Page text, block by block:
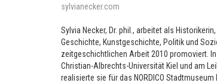
sylvianecker.com
Sylvia Necker, Dr. phil., arbeitet als
Geschichte, Kunstgeschichte, Politik und
zeitgeschichtlichen Arbeit 2010 promoviert.
Christian-Albrechts-Universität Kiel und am
realisierte sie für das NORDICO